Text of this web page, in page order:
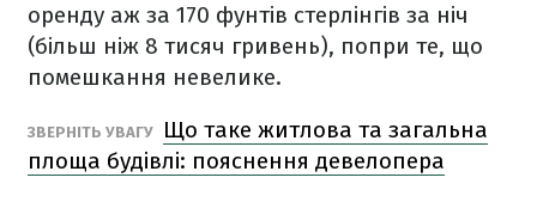
оренду аж за 170 фунтів стерлінгів за ніч
(більш ніж 8 тисяч гривень), попри те, що
помешкання невелике.
ЗВЕРНІТЬ УВАГУ
Що таке житлова та загальна
площа будівлі: пояснення девелопера